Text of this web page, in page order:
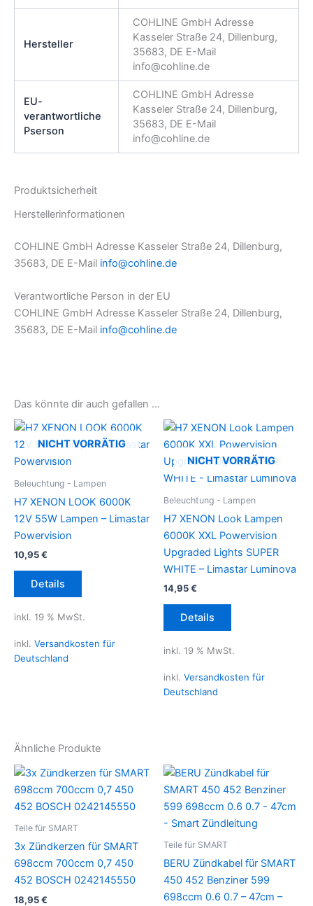
Hersteller
COHLINE GmbH Adresse
Kasseler Straße 24, Dillenburg,
35683, DE E-Mail
info@cohline.de
EU-
verantwortliche
Pserson
COHLINE GmbH Adresse
Kasseler Straße 24, Dillenburg,
35683, DE E-Mail
info@cohline.de
Produktsicherheit
Herstellerinformationen
COHLINE GmbH Adresse Kasseler Straße 24, Dillenburg,
35683, DE E-Mail info@cohline.de
Verantwortliche Person in der EU
COHLINE GmbH Adresse Kasseler Straße 24, Dillenburg,
35683, DE E-Mail info@cohline.de
Das könnte dir auch gefallen …
NICHT VORRÄTIG
Beleuchtung - Lampen
H7 XENON LOOK 6000K
12V 55W Lampen – Limastar
Powervision
10,95€
Details
inkl. 19 % MwSt.
inkl. Versandkosten für
Deutschland
NICHT VORRÄTIG
Beleuchtung - Lampen
H7 XENON Look Lampen
6000K XXL Powervision
Upgraded Lights SUPER
WHITE – Limastar Luminova
14,95€
Details
inkl. 19 % MwSt.
inkl. Versandkosten für
Deutschland
Ähnliche Produkte
Teile für SMART
3x Zündkerzen für SMART
698ccm 700ccm 0,7 450
452 BOSCH 0242145550
18,95€
Teile für SMART
BERU Zündkabel für SMART
450 452 Benziner 599
698ccm 0.6 0.7 – 47cm –